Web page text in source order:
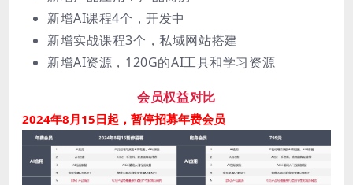
新增AI课程4个，开发中
新增实战课程3个，私域网站搭建
新增AI资源，120G的AI工具和学习资源
会员权益对比
2024年8月15日起，暂停招募年费会员